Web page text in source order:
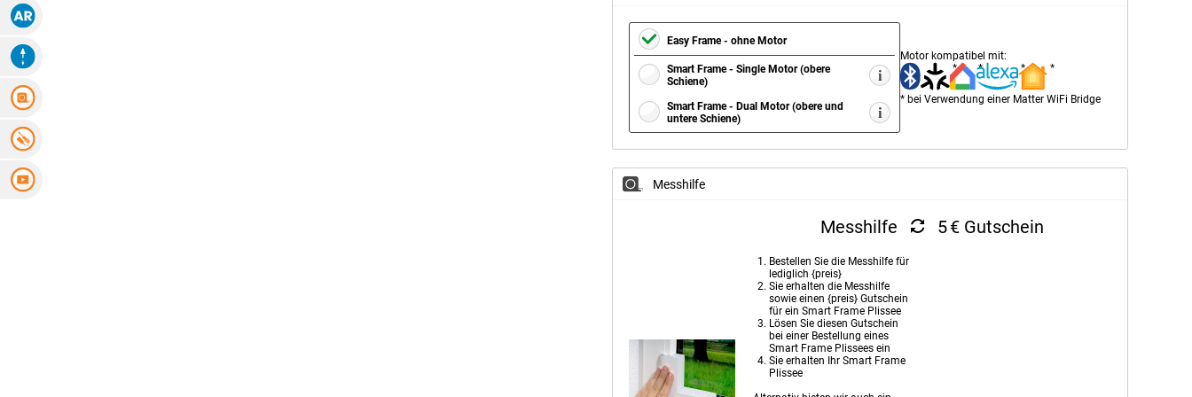
Augmented Reality
Animation
Messanleitung
Montageanleitung
Videoanleitung
Easy Frame - ohne Motor
Smart Frame - Single Motor (obere
Schiene)
Smart Frame - Dual Motor (obere und
untere Schiene)
Motor kompatibel mit:
*
* * *
* bei Verwendung einer Matter WiFi Bridge
Messhilfe
Messhilfe 5€ Gutschein
Bestellen Sie die Messhilfe für
lediglich {preis}
Sie erhalten die Messhilfe
sowie einen {preis} Gutschein
für ein Smart Frame Plissee
Lösen Sie diesen Gutschein
bei einer Bestellung eines
Smart Frame Plissees ein
Sie erhalten Ihr Smart Frame
Plissee